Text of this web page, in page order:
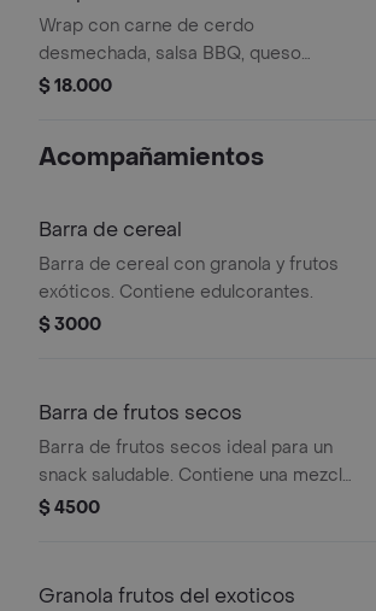
Wrap con carne de cerdo
desmechada, salsa BBQ, queso
mozzarella y queso crema.
$ 18.000
Acompañamientos
Barra de cereal
Barra de cereal con granola y frutos
exóticos. Contiene edulcorantes.
$ 3000
Barra de frutos secos
Barra de frutos secos ideal para un
snack saludable. Contiene una mezcla
de nueces y semillas.
$ 4500
Granola frutos del exoticos